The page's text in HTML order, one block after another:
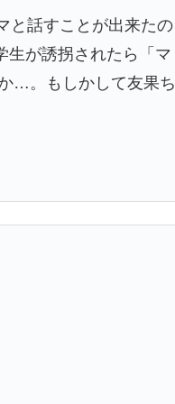
と話すことが出来たの
が誘拐されたら「マ
…。もしかして友果ち